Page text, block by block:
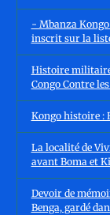
- Mbanza
inscrit sur la
Histoire militaire
Congo Contre
Kongo histoire :
La localité de
avant Boma et
Devoir de
Benga, gardé